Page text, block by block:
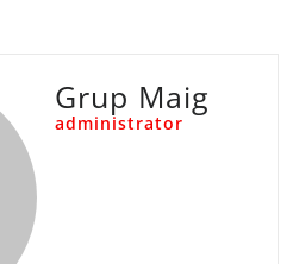
Grup Maig
administrator